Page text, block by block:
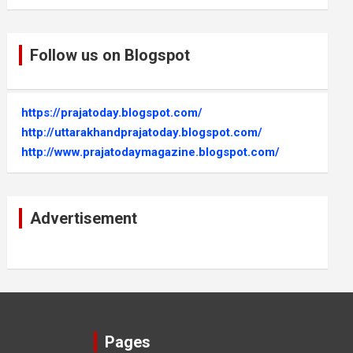
Follow us on Blogspot
https://prajatoday.blogspot.com/
http://uttarakhandprajatoday.blogspot.com/
http://www.prajatodaymagazine.blogspot.com/
Advertisement
Pages